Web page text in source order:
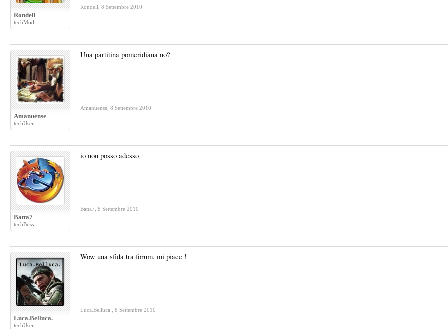
Rondell
techMod
Rondell 8 Settembre 2010
Amanuense
techUser
Una partitina pomeridiana no?
Amanuense 8 Settembre 2010
Batta7
techBoss
io non posso adesso
Batta7 8 Settembre 2010
Luca.Belluca.
techUser
Wow una sfida tra forum, mi piace !
Luca.Belluca. 8 Settembre 2010